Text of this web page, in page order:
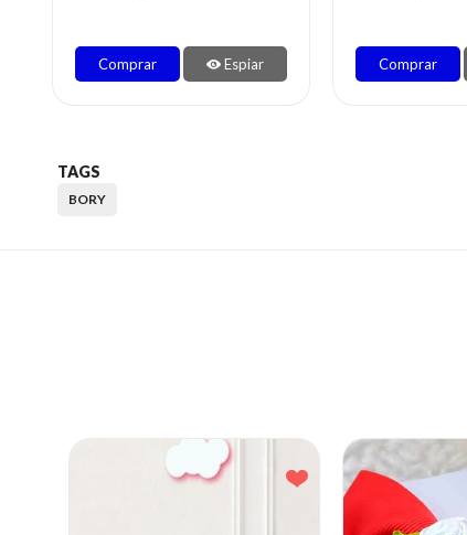
Comprar Espiar Comprar
TAGS
BORY